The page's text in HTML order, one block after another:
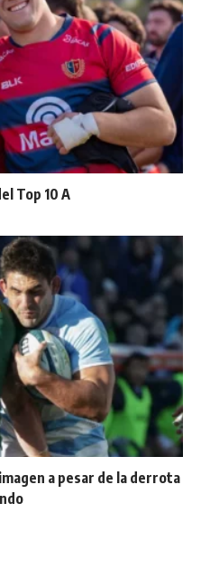
Top 10 A
a pesar de la derrota